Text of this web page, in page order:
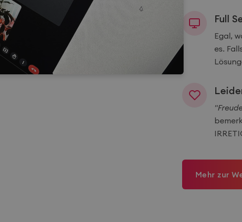
Full
Egal,
es.
Mehr zur